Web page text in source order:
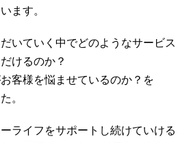
ます。
いていく中でどのようなサービス
けるのか？
客様を悩ませているのか？を
。
ライフをサポートし続けていける